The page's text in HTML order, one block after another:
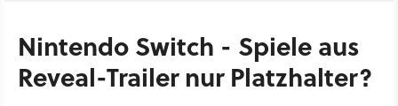
Nintendo Switch - Spiele aus
Reveal-Trailer nur Platzhalter?